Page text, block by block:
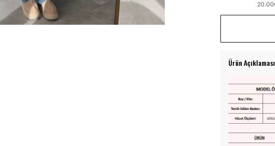
Ürün Açıklaması